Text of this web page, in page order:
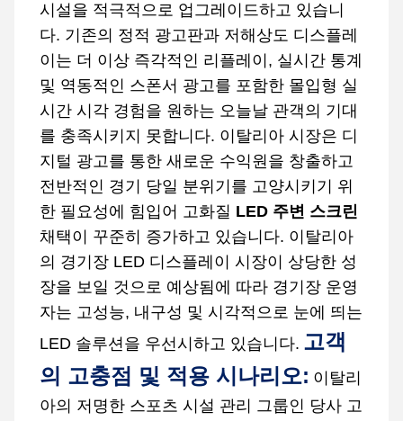
시설을 적극적으로 업그레이드하고 있습니
다. 기존의 정적 광고판과 저해상도 디스플레
이는 더 이상 즉각적인 리플레이, 실시간 통계
및 역동적인 스폰서 광고를 포함한 몰입형 실
시간 시각 경험을 원하는 오늘날 관객의 기대
를 충족시키지 못합니다. 이탈리아 시장은 디
지털 광고를 통한 새로운 수익원을 창출하고
전반적인 경기 당일 분위기를 고양시키기 위
한 필요성에 힘입어 고화질 LED 주변 스크린
채택이 꾸준히 증가하고 있습니다. 이탈리아
의 경기장 LED 디스플레이 시장이 상당한 성
장을 보일 것으로 예상됨에 따라 경기장 운영
자는 고성능, 내구성 및 시각적으로 눈에 띄는
LED 솔루션을 우선시하고 있습니다. 고객
의 고충점 및 적용 시나리오: 이탈리
아의 저명한 스포츠 시설 관리 그룹인 당사 고